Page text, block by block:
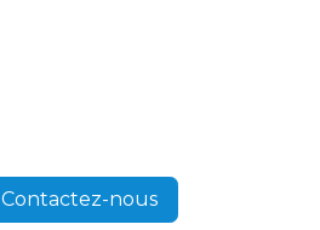
Contactez-nous